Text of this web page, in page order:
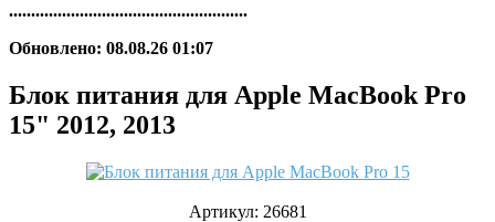
......................................................
Обновлено: 08.08.26 01:07
Блок питания для Apple MacBook Pro
15" 2012, 2013
Артикул: 26681